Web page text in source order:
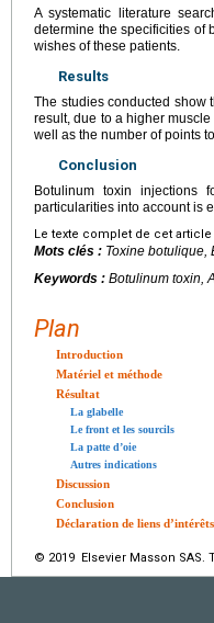
A systematic literature
determine the specificities of
wishes of these patients.
Results
The studies conducted show
result, due to a higher
well as the number of points
Conclusion
Botulinum toxin injections
particularities into account is
Le texte complet de cet
Mots clés : Toxine botulique,
Keywords : Botulinum toxin,
Plan
Introduction
Matériel et méthode
Résultat
La glabelle
Le front et les sourcils
La patte d’oie
Autres indications
Discussion
Conclusion
Déclaration de liens d’intérêts
© 2019 Elsevier Masson SAS.